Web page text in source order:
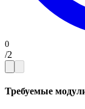
/2
Требуемые